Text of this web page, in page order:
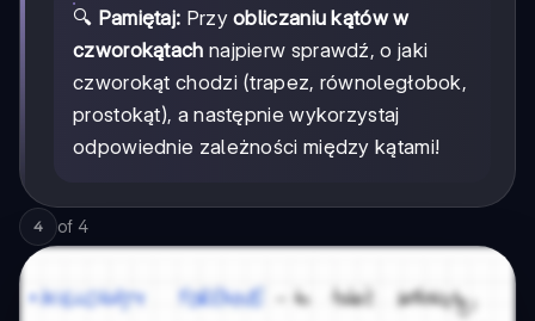
🔍 Pamiętaj: Przyobliczaniu kątów w
czworokątach najpierw sprawdź, o jaki
czworokąt chodzi (trapez, równoległobok,
prostokąt), a następnie wykorzystaj
odpowiednie zależności między kątami!
4 of 4